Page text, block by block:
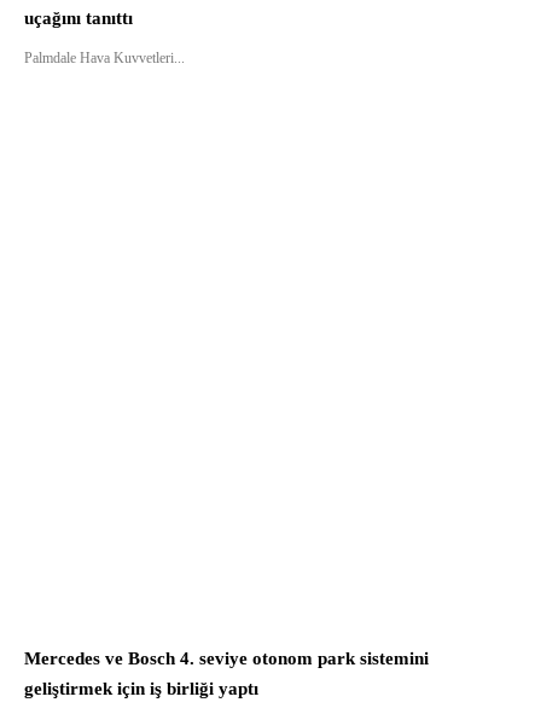
uçağını tanıttı
Palmdale Hava Kuvvetleri...
Mercedes ve Bosch 4. seviye otonom park sistemini
geliştirmek için iş birliği yaptı